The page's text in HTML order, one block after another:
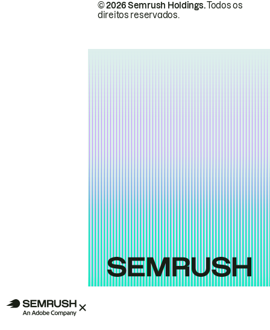
© 2026 Semrush Holdings.Todos os
direitos reservados.